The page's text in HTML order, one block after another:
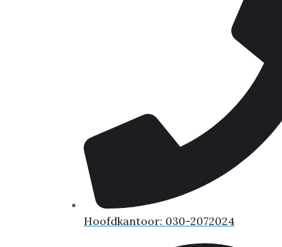
Hoofdkantoor: 030-2072024